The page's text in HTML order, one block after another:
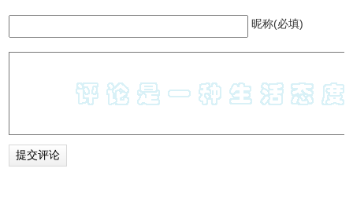
昵称(必填)